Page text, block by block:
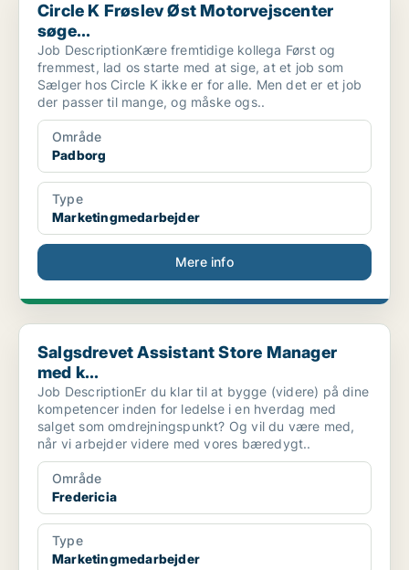
Circle K Frøslev Øst Motorvejscenter
søge...
Job DescriptionKære fremtidige kollega Først og
fremmest, lad os starte med at sige, at et job som
Sælger hos Circle K ikke er for alle. Men det er et job
der passer til mange, og måske ogs..
Område
Padborg
Type
Marketingmedarbejder
Mere info
Salgsdrevet Assistant Store Manager med k...
Salgsdrevet Assistant Store Manager
med k...
Job DescriptionEr du klar til at bygge (videre) på dine
kompetencer inden for ledelse i en hverdag med
salget som omdrejningspunkt? Og vil du være med,
når vi arbejder videre med vores bæredygt..
Område
Fredericia
Type
Marketingmedarbejder